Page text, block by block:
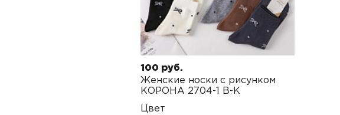
100 руб.
Женские носки с рисунком
КОРОНА 2704-1 B-K
Цвет